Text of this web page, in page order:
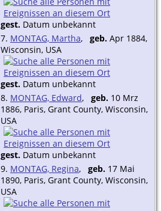
gest. Datum unbekannt
7. MONTAG, Martha, geb. Apr 1884,
Wisconsin, USA
gest. Datum unbekannt
8. MONTAG, Edward, geb. 10 Mrz
1886, Paris, Grant County, Wisconsin,
USA
gest. Datum unbekannt
9. MONTAG, Regina, geb. 17 Mai
1890, Paris, Grant County, Wisconsin,
USA